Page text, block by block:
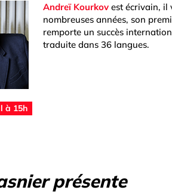
Andreï Kourkov est écrivain, il
nombreuses années, son
remporte un succès
traduite dans 36 langues.
à 15h
présente